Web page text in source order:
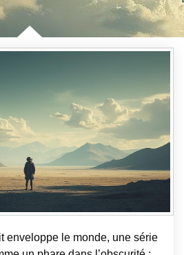
enveloppe le monde, une série